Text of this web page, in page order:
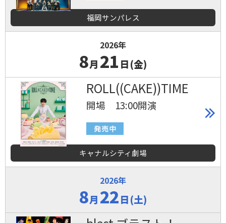
福岡サンパレス
2026年
8月 21 日(金)
ROLL((CAKE))TIME
開場 13:00開演
キャナルシティ劇場
2026年
8月 22日(土)